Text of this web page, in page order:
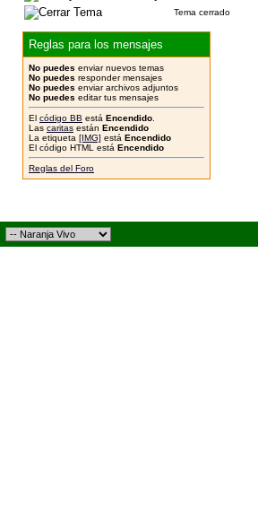
Tema cerrado
Reglas para los mensajes
No puedes enviar nuevos temas
No puedes responder mensajes
No puedes enviar archivos adjuntos
No puedes editar tus mensajes
El código BB está Encendido
Las caritas están Encendido
La etiqueta [IMG] está Encendido
El código HTML está Encendido
Reglas del Foro